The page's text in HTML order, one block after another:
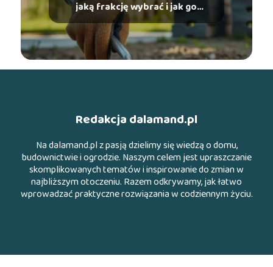
jaką frakcję wybrać i jak go
ułożyć?
Redakcja dalamand.pl
Na dalamand.pl z pasją dzielimy się wiedzą o domu,
budownictwie i ogrodzie. Naszym celem jest upraszczanie
skomplikowanych tematów i inspirowanie do zmian w
najbliższym otoczeniu. Razem odkrywamy, jak łatwo
wprowadzać praktyczne rozwiązania w codziennym życiu.